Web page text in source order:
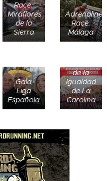
Race.
Miraflores
de la
Sierra
Adrenaline
Race.
Málaga
Gala
Liga
Española
de la
Igualdad
de La
Carolina